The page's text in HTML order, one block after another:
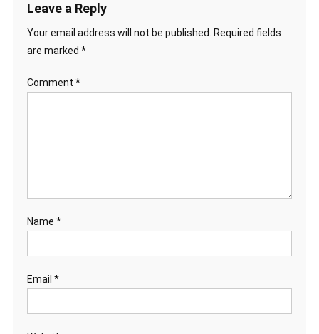
Leave a Reply
Your email address will not be published.
Required fields
are marked *
Comment *
Name *
Email *